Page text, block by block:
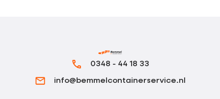
0348 - 44 18 33
info@bemmelcontainerservice.nl